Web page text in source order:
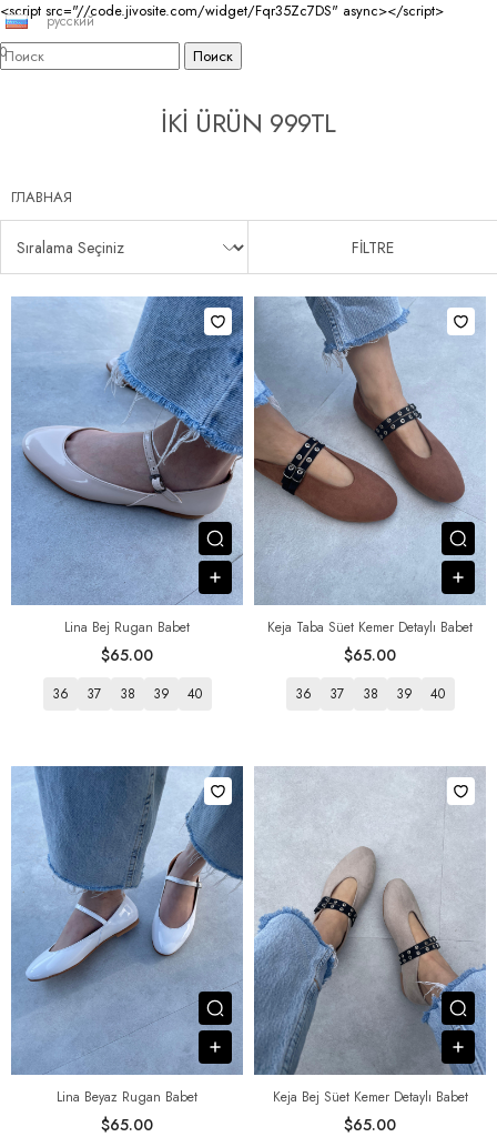
<script src="//code.jivosite.com/widget/Fqr35Zc7DS" async></script>
русский
0
İKİ ÜRÜN 999TL
ГЛАВНАЯ
FİLTRE
Lina Bej Rugan Babet
$65.00
Посмотреть товар
В корзину
36 37 38 39 40
Keja Taba Süet Kemer Detaylı Babet
$65.00
36 37 38 39 40
Lina Beyaz Rugan Babet
$65.00
Посмотреть товар
В корзину
Keja Bej Süet Kemer Detaylı Babet
$65.00
В